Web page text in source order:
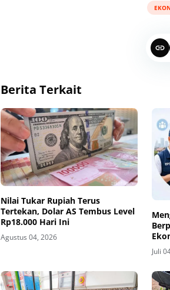
Berita Terkait
Nilai Tukar Rupiah Terus
Tertekan, Dolar AS Tembus Level
Rp18.000 Hari Ini
Agustus 04, 2026
Juli